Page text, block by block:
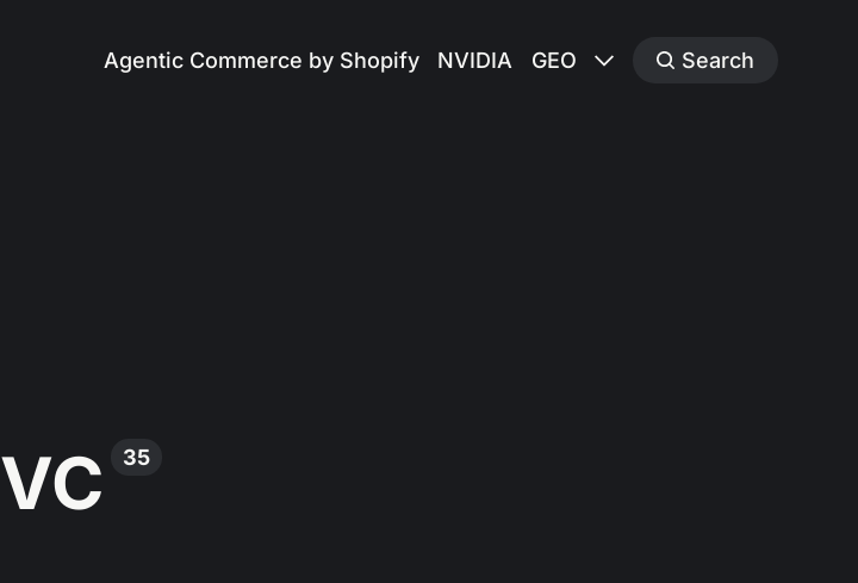
Agentic Commerce by Shopify NVIDIA GEO Search
VC 35